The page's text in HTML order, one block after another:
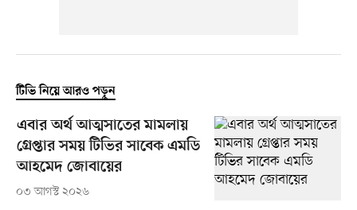
টিভি নিয়ে আরও পড়ুন
এবার অর্থ আত্মসাতের মামলায়
গ্রেপ্তার সময় টিভির সাবেক এমডি
আহমেদ জোবায়ের
০৩ আগস্ট ২০২৬